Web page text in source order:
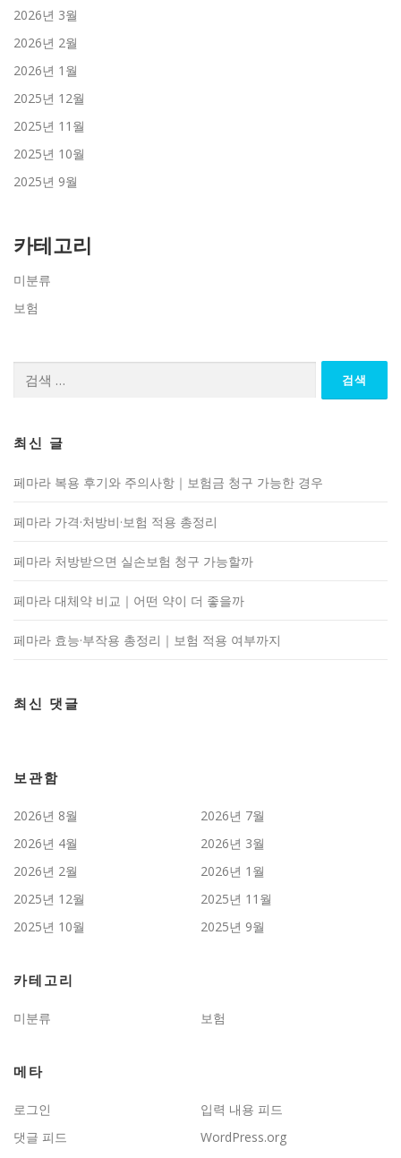
2026년 3월
2026년 2월
2026년 1월
2025년 12월
2025년 11월
2025년 10월
2025년 9월
카테고리
미분류
보험
최신 글
페마라 복용 후기와 주의사항｜보험금 청구 가능한 경우
페마라 가격·처방비·보험 적용 총정리
페마라 처방받으면 실손보험 청구 가능할까
페마라 대체약 비교｜어떤 약이 더 좋을까
페마라 효능·부작용 총정리｜보험 적용 여부까지
최신 댓글
보관함
2026년 8월
2026년 7월
2026년 4월
2026년 3월
2026년 2월
2026년 1월
2025년 12월
2025년 11월
2025년 10월
2025년 9월
카테고리
미분류 보험
메타
로그인
입력 내용 피드
댓글 피드
WordPress.org